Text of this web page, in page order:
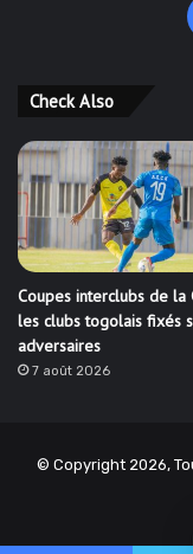
Check Also
Coupes interclubs de la
les clubs togolais fixés
adversaires
7 août 2026
© Copyright 2026,